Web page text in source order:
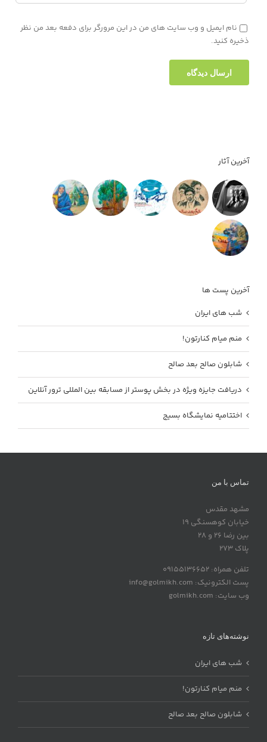
نام ایمیل و وب سایت های من در این مرورگر برای دفعه بعد من نظر
ذخیره کنید.
آخرین آثار
آخرین پست ها
شب های ایران
منم میام کنارتون!
شابلون صالح بعد صالح
دریافت جایزه ویژه در بخش پوستر از مسابقه بین المللی ترور آنلاین
اختتامیه نمایشگاه بسیج
تماس با من
مشهد مقدس
خیابان کوهسنگی 19
بین رضا 26 و 28
پلاک 273
تلفن همراه: 09155136652
پست الکترونیک: info@golmikh.com
وب سایت: golmikh.com
نوشته‌های تازه
شب های ایران
منم میام کنارتون!
شابلون صالح بعد صالح